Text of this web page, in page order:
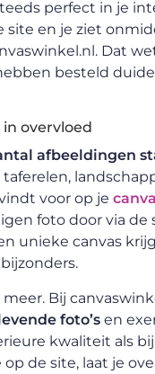
perfect in je
site en je ziet
Dat
besteld
overvloed
afbeeldingen
voor op je
foto door via
unieke canvas
meer. Bij
foto’s en
kwaliteit als
op de site, laat je